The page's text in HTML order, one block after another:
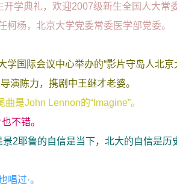
学典礼，欢迎2007级新生全国人大常
杨，北京大学党委常委医学部党委。
国际会议中心举办的“影片守岛人北京
演陈力，携剧中王继才老婆。
是John Lennon的“Imagine”。
不错。
2耶鲁的自信是当下，北大的自信是历
过·。